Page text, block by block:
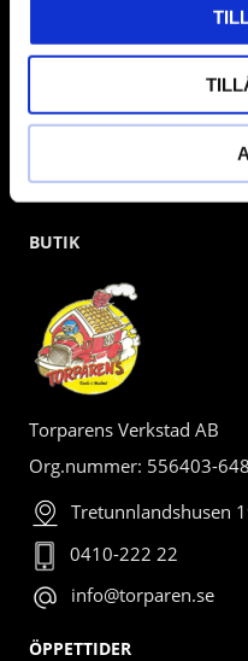
BUTIK
Torparens Verkstad AB
Org.nummer: 556403-
Tretunnlandshusen
0410-222 22
info@torparen.se
ÖPPETTIDER